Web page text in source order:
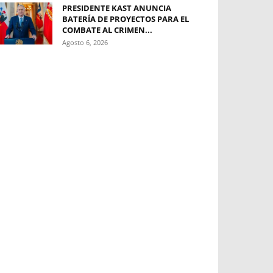
PRESIDENTE KAST ANUNCIA
BATERÍA DE PROYECTOS PARA EL
COMBATE AL CRIMEN...
Agosto 6, 2026